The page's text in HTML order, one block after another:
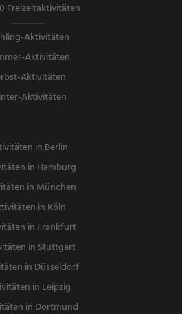
Freizeitaktivitäten
Aktivitäten
Aktivitäten
Aktivitäten
Aktivitäten
in Berlin
in Hamburg
in München
in Köln
in Frankfurt
in Stuttgart
in Düsseldorf
in Leipzig
in Dortmund